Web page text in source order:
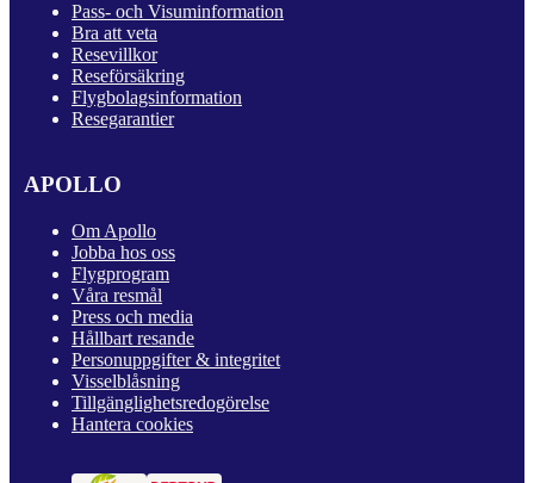
Pass- och Visuminformation
Bra att veta
Resevillkor
Reseförsäkring
Flygbolagsinformation
Resegarantier
APOLLO
Om Apollo
Jobba hos oss
Flygprogram
Våra resmål
Press och media
Hållbart resande
Personuppgifter & integritet
Visselblåsning
Tillgänglighetsredogörelse
Hantera cookies